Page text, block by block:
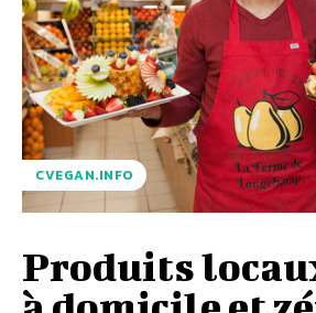
CVEGAN.INFO
Produits